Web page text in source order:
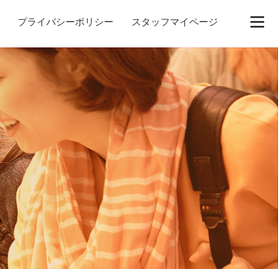
プライバシーポリシー スタッフマイページ